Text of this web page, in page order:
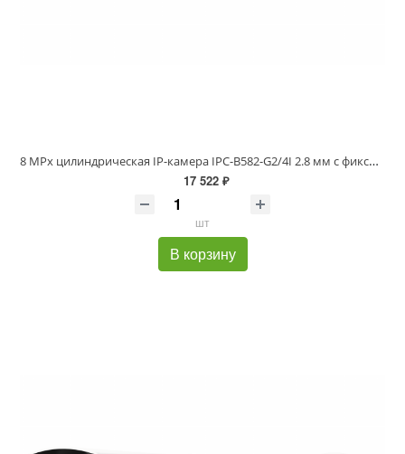
8 MPx цилиндрическая IP-камера IPC-B582-G2/4I 2.8 мм с фиксированным объективом и EXIR до 80м
17 522 ₽
шт
В корзину